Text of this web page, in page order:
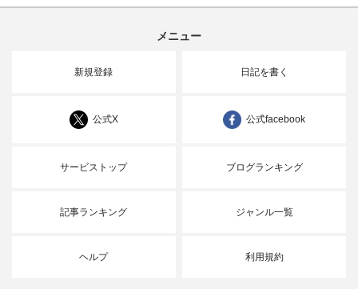
メニュー
新規登録 日記を書く
公式X 公式facebook
サービストップ ブログランキング
記事ランキング ジャンル一覧
ヘルプ 利用規約